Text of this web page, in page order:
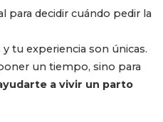
para decidir cuándo pedir la
tu experiencia son únicas.
un tiempo, sino para
a vivir un parto